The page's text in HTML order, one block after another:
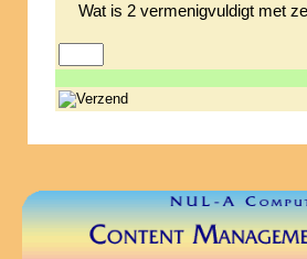
Wat is 2 vermenigvuldigt met